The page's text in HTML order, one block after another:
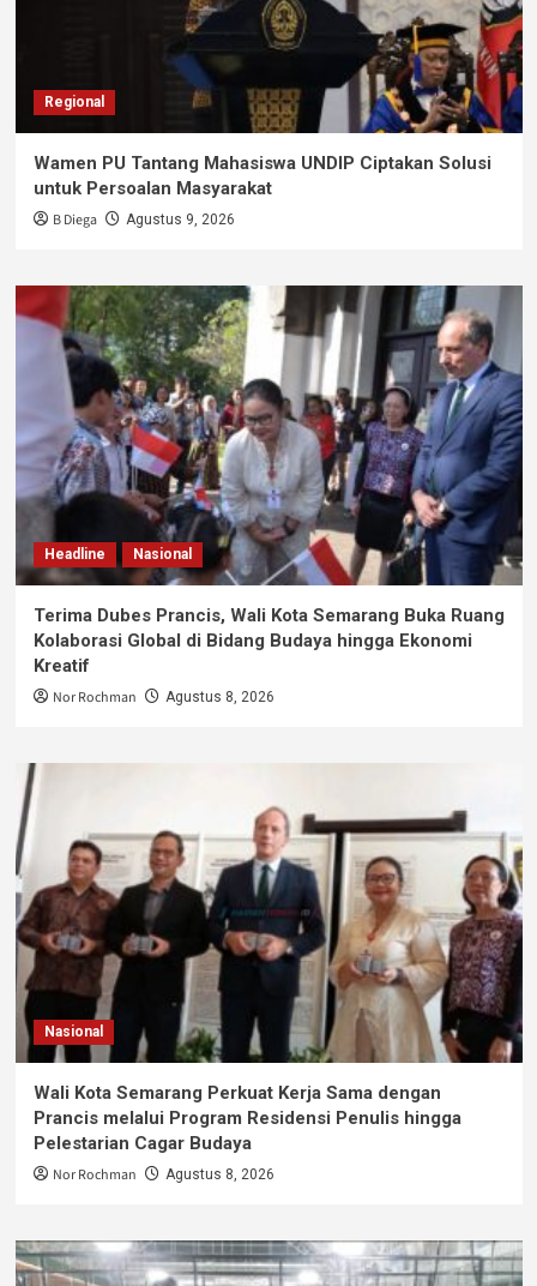
Regional
Wamen PU Tantang Mahasiswa UNDIP Ciptakan Solusi
untuk Persoalan Masyarakat
B Diega Agustus 9, 2026
Headline Nasional
Terima Dubes Prancis, Wali Kota Semarang Buka Ruang
Kolaborasi Global di Bidang Budaya hingga Ekonomi
Kreatif
Nor Rochman Agustus 8, 2026
Nasional
Wali Kota Semarang Perkuat Kerja Sama dengan
Prancis melalui Program Residensi Penulis hingga
Pelestarian Cagar Budaya
Nor Rochman Agustus 8, 2026